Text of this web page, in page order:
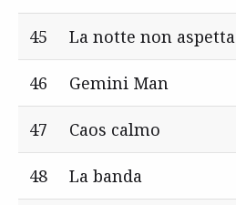
45 La notte non aspetta
46 Gemini Man
47 Caos calmo
48 La banda